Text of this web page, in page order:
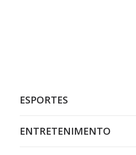
ESPORTES
ENTRETENIMENTO